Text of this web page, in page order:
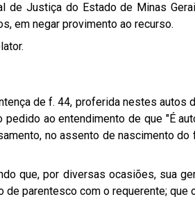
de Justiça do Estado de Minas
em negar provimento ao recurso.
de f. 44, proferida nestes
pedido ao entendimento de que "É
no assento de nascimento
que, por diversas ocasiões, sua
de parentesco com o requerente;